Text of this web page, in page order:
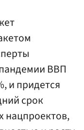
ВВП
и придется
срок
нацпроектов,